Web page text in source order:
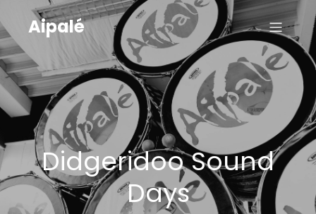
Aipalé
Didgeridoo Sound
Days